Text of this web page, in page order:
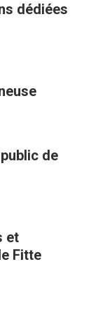
dédiées
de
et
Fitte